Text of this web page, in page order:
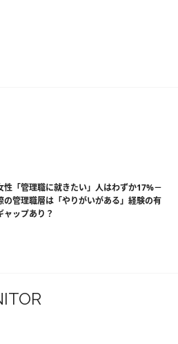
性「管理職に就きたい」人はわずか17%－
の管理職層は「やりがいがある」経験の有
ャップあり？